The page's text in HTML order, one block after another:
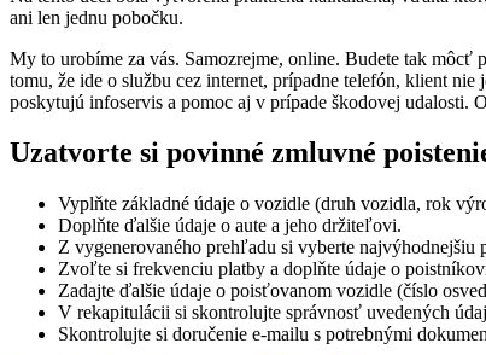
ani len jednu pobočku.
My to urobíme za vás. Samozrejme, online. Budete tak
tomu, že ide o službu cez internet, prípadne telefón, klient
poskytujú infoservis a pomoc aj v prípade škodovej udalosti.
Uzatvorte si povinné zmluvné
Vyplňte základné údaje o vozidle (druh vozidla, rok
Doplňte ďalšie údaje o aute a jeho držiteľovi.
Z vygenerovaného prehľadu si vyberte najvýhodnejšiu
Zvoľte si frekvenciu platby a doplňte údaje o
Zadajte ďalšie údaje o poisťovanom vozidle (číslo
V rekapitulácii si skontrolujte správnosť uvedených
Skontrolujte si doručenie e-mailu s potrebnými